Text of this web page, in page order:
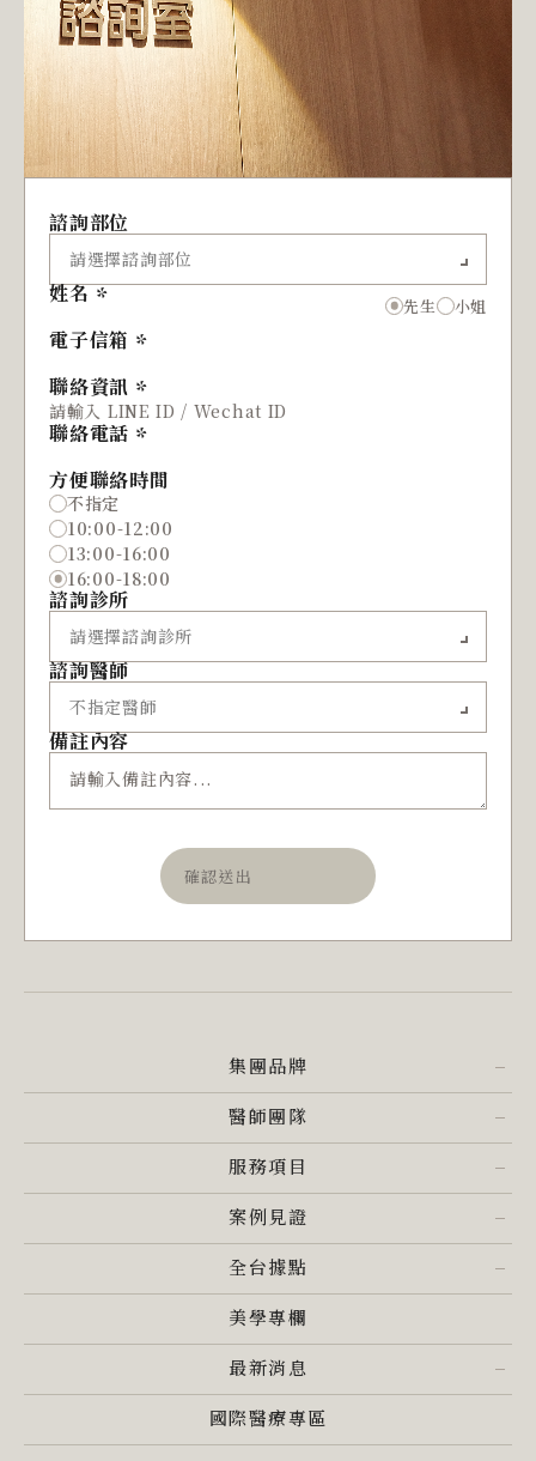
諮詢部位
姓名 先生 小姐
電子信箱
聯絡資訊
聯絡電話
方便聯絡時間
不指定
10:00-12:00
13:00-16:00
16:00-18:00
諮詢診所
諮詢醫師
備註內容
確認送出
集團品牌
醫師團隊
服務項目
案例見證
全台據點
美學專欄
最新消息
國際醫療專區